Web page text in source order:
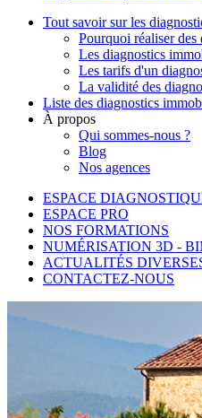
Tout savoir sur les
Pourquoi réaliser des
Les diagnostics
Les tarifs d'un
La validité des
Liste des diagnostics
À propos
Qui sommes-nous ?
Blog
Nos agences
ESPACE
ESPACE PRO
NOS FORMATIONS
NUMÉRISATION 3D -
ACTUALITÉS
CONTACTEZ-NOUS